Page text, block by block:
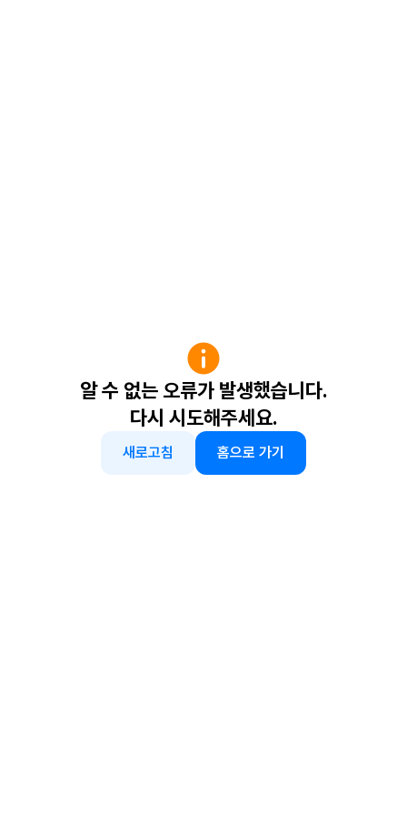
알 수 없는 오류가 발생했습니다.
다시 시도해주세요.
새로고침 홈으로 가기